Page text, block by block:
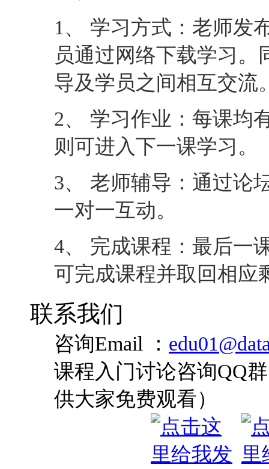
1、 学习方式：老师发
员通过网络下载学习
导及学员之间相互交流
2、 学习作业：每课均
则可进入下一课学习。
3、 老师辅导：通过论
一对一互动。
4、 完成课程：最后一
可完成课程并取回相应
联系我们
咨询Email ：
课程入门讨论咨询QQ
供大家免费观看）